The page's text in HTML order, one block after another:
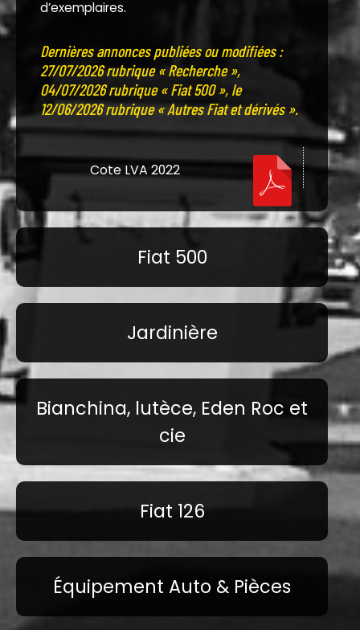
d’exemplaires.
Dernières annonces publiées ou modifiées :
27/07/2026 rubrique « Recherche »,
04/07/2026 rubrique « Fiat 500 », le
12/06/2026 rubrique « Autres Fiat et dérivés ».
Cote LVA 2022
Fiat 500
Jardinière
Bianchina, lutèce, Eden Roc et
cie
Fiat 126
Équipement Auto & Pièces